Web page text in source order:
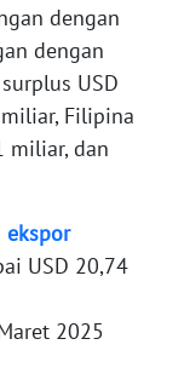
dengan
dengan
USD
Filipina
miliar, dan
ekspor
USD 20,74
2025